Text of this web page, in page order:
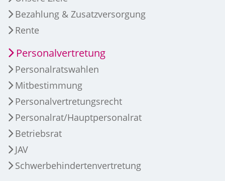
Bezahlung & Zusatzversorgung
Rente
Personalvertretung
Personalratswahlen
Mitbestimmung
Personalvertretungsrecht
Personalrat/Hauptpersonalrat
Betriebsrat
JAV
Schwerbehindertenvertretung